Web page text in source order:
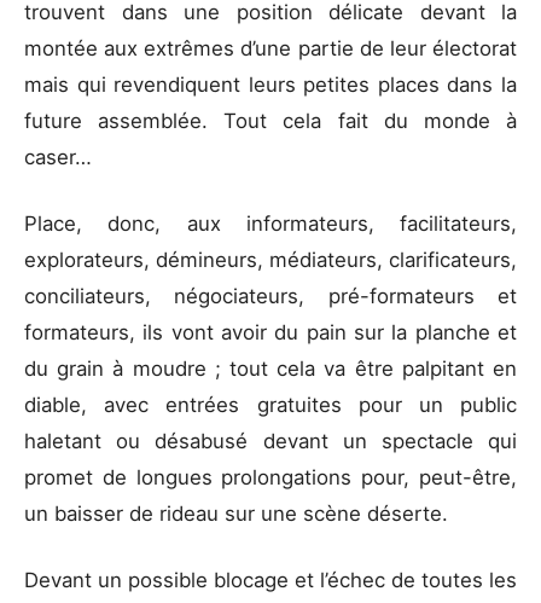
trouvent dans une position délicate devant la
montée aux extrêmes d’une partie de leur électorat
mais qui revendiquent leurs petites places dans la
future assemblée. Tout cela fait du monde à
caser…
Place, donc, aux informateurs, facilitateurs,
explorateurs, démineurs, médiateurs, clarificateurs,
conciliateurs, négociateurs, pré-formateurs et
formateurs, ils vont avoir du pain sur la planche et
du grain à moudre ; tout cela va être palpitant en
diable, avec entrées gratuites pour un public
haletant ou désabusé devant un spectacle qui
promet de longues prolongations pour, peut-être,
un baisser de rideau sur une scène déserte.
Devant un possible blocage et l’échec de toutes les